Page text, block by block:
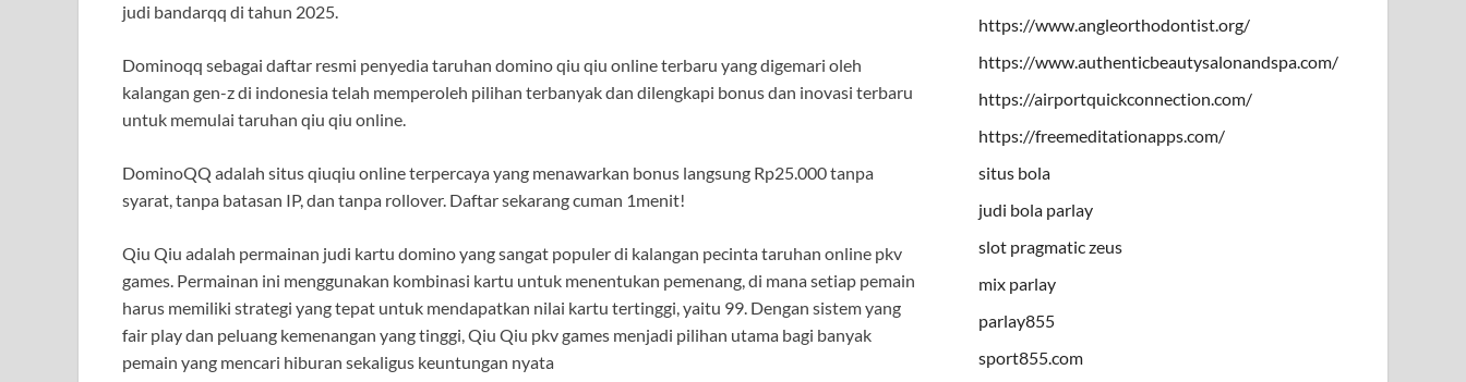
judi bandarqq di tahun 2025.
Dominoqq sebagai daftar resmi penyedia taruhan domino qiu qiu online terbaru yang digemari oleh
kalangan gen-z di indonesia telah memperoleh pilihan terbanyak dan dilengkapi bonus dan inovasi terbaru
untuk memulai taruhan qiu qiu online.
DominoQQ adalah situs qiuqiu online terpercaya yang menawarkan bonus langsung Rp25.000 tanpa
syarat, tanpa batasan IP, dan tanpa rollover. Daftar sekarang cuman 1menit!
Qiu Qiu adalah permainan judi kartu domino yang sangat populer di kalangan pecinta taruhan online pkv
games. Permainan ini menggunakan kombinasi kartu untuk menentukan pemenang, di mana setiap pemain
harus memiliki strategi yang tepat untuk mendapatkan nilai kartu tertinggi, yaitu 99. Dengan sistem yang
fair play dan peluang kemenangan yang tinggi, Qiu Qiu pkv games menjadi pilihan utama bagi banyak
pemain yang mencari hiburan sekaligus keuntungan nyata
https://www.angleorthodontist.org/
https://www.authenticbeautysalonandspa.com/
https://airportquickconnection.com/
https://freemeditationapps.com/
situs bola
judi bola parlay
slot pragmatic zeus
mix parlay
parlay855
sport855.com